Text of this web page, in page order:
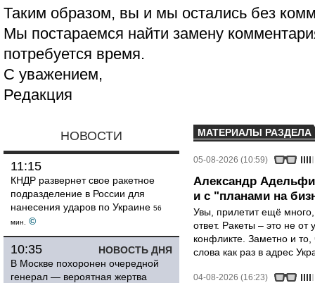
Таким образом, вы и мы остались без
Мы постараемся найти замену
потребуется время.
С уважением,
Редакция
НОВОСТИ
11:15
КНДР развернет свое ракетное
подразделение в России для
нанесения ударов по Украине 56
мин.
©
НОВОСТЬ ДНЯ
10:35
В Москве похоронен очередной
генерал — вероятная жертва
МАТЕРИАЛЫ РАЗДЕЛА
05-08-2026 (10:59)
Александр
и с "планами на
Увы, прилетит ещё
ответ. Ракеты – это не от
конфликте. Заметно и
слова как раз в адрес
04-08-2026 (16:23)